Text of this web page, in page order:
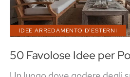
50 Favolose Idee per
IDEE ARREDAMENTO D'ESTERNI